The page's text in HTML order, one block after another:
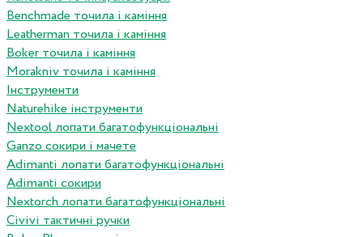
Benchmade точила і каміння
Leatherman точила і каміння
Boker точила і каміння
Morakniv точила і каміння
Інструменти
Naturehike інструменти
Nextool лопати багатофункціональні
Ganzo сокири і мачете
Adimanti лопати багатофункціональні
Adimanti сокири
Nextorch лопати багатофункціональні
Сivivi тактичні ручки